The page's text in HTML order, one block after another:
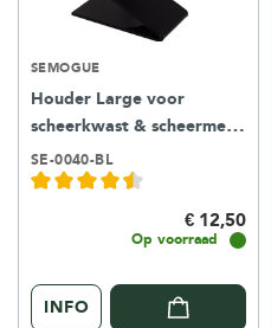
SEMOGUE
Houder Large voor
scheerkwast & scheermes -
zwart kunststof
SE-0040-BL
€ 12,50
Op voorraad
INFO